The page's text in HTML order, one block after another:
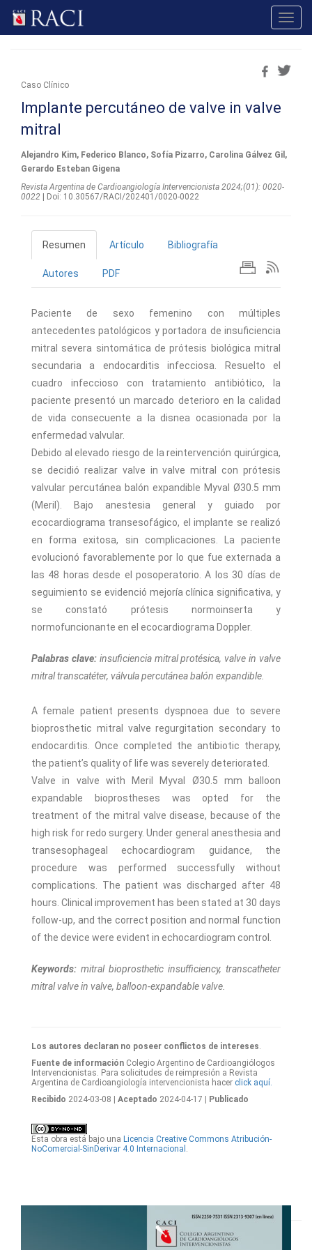
Caso Clínico
Implante percutáneo de valve in valve
mitral
Alejandro Kim, Federico Blanco, Sofía Pizarro, Carolina Gálvez Gil,
Gerardo Esteban Gigena
Revista Argentina de Cardioangiologí­a Intervencionista 2024;(01): 0020-
0022 | Doi: 10.30567/RACI/202401/0020-0022
Resumen Artículo Bibliografía
Autores PDF
Paciente de sexo femenino con múltiples
antecedentes patológicos y portadora de insuficiencia
mitral severa sintomática de prótesis biológica mitral
secundaria a endocarditis infecciosa. Resuelto el
cuadro infeccioso con tratamiento antibiótico, la
paciente presentó un marcado deterioro en la calidad
de vida consecuente a la disnea ocasionada por la
enfermedad valvular.
Debido al elevado riesgo de la reintervención quirúrgica,
se decidió realizar valve in valve mitral con prótesis
valvular percutánea balón expandible Myval Ø30.5 mm
(Meril). Bajo anestesia general y guiado por
ecocardiograma transesofágico, el implante se realizó
en forma exitosa, sin complicaciones. La paciente
evolucionó favorablemente por lo que fue externada a
las 48 horas desde el posoperatorio. A los 30 días de
seguimiento se evidenció mejoría clínica significativa, y
se constató prótesis normoinserta y
normofuncionante en el ecocardiograma Doppler.
Palabras clave: insuficiencia mitral protésica, valve in valve
mitral transcatéter, válvula percutánea balón expandible.
A female patient presents dyspnoea due to severe
bioprosthetic mitral valve regurgitation secondary to
endocarditis. Once completed the antibiotic therapy,
the patient’s quality of life was severely deteriorated.
Valve in valve with Meril Myval Ø30.5 mm balloon
expandable bioprostheses was opted for the
treatment of the mitral valve disease, because of the
high risk for redo surgery. Under general anesthesia and
transesophageal echocardiogram guidance, the
procedure was performed successfully without
complications. The patient was discharged after 48
hours. Clinical improvement has been stated at 30 days
follow-up, and the correct position and normal function
of the device were evident in echocardiogram control.
Keywords: mitral bioprosthetic insufficiency, transcatheter
mitral valve in valve, balloon-expandable valve.
Los autores declaran no poseer conflictos de intereses.
Fuente de información Colegio Argentino de Cardioangiólogos
Intervencionistas. Para solicitudes de reimpresión a Revista
Argentina de Cardioangiología intervencionista hacer click aquí.
Recibido 2024-03-08 | Aceptado 2024-04-17 | Publicado
Esta obra está bajo una Licencia Creative Commons Atribución-
NoComercial-SinDerivar 4.0 Internacional .